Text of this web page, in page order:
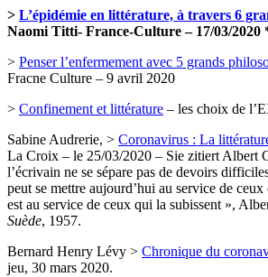
> L’épidémie en littérature, à travers 6
Naomi Titti- France-Culture – 17/03/
> Penser l’enfermement avec 5 grands
Fracne Culture – 9 avril 2020
> Confinement et littérature – les choix de
Sabine Audrerie, > Coronavirus : La
La Croix – le 25/03/2020 – Sie zitiert Albert
l’écrivain ne se sépare pas de devoirs
peut se mettre aujourd’hui au service de
est au service de ceux qui la subissent »,
Suède, 1957.
Bernard Henry Lévy > Chronique du
jeu, 30 mars 2020.